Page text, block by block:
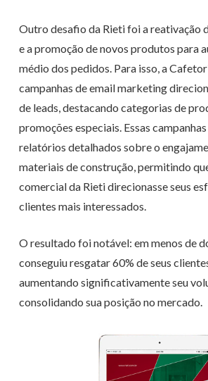
Outro desafio da Rietifoi a reativação
e a promoção de novos produtos para
médio dos pedidos. Para isso, a
campanhas deemailmarketing
de leads, destacando categorias de
promoções especiais. Essas
relatórios detalhados sobre o
materiais de construção, permitindo
comercial da Rietidirecionasse seus
clientes mais interessados.
O resultado foi notável: em menos de
conseguiu resgatar 60% de seus
aumentando significativamente seu
consolidando sua posição no mercado.